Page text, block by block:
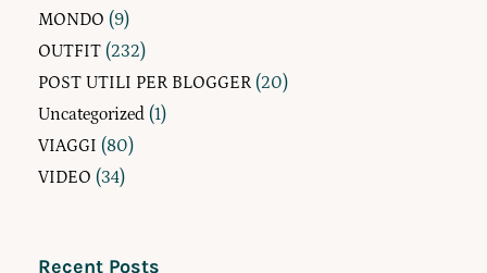
MONDO (9)
OUTFIT (232)
POST UTILI PER BLOGGER (20)
Uncategorized (1)
VIAGGI (80)
VIDEO (34)
Recent Posts